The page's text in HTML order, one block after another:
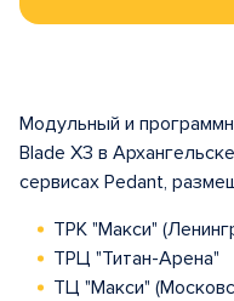
Модульный и
Blade X3 в
сервисах Pedant,
ТРК "Макси"
ТРЦ "Титан-Арена"
ТЦ "Макси"